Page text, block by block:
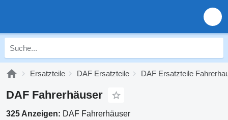
Ersatzteile DAF Ersatzteile DAF Ersatzteile
DAF Fahrerhäuser
325 Anzeigen: DAF Fahrerhäuser